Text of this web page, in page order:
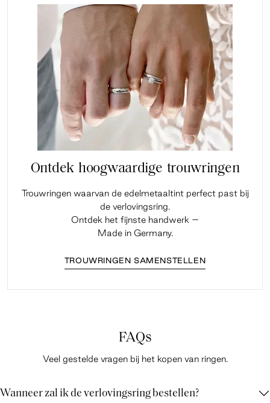
Ontdek hoogwaardige trouwringen
Trouwringen waarvan de edelmetaaltint perfect past bij
de verlovingsring.
Ontdek het fijnste handwerk –
Made in Germany.
TROUWRINGEN SAMENSTELLEN
FAQs
Veel gestelde vragen bij het kopen van ringen.
Wanneer zal ik de verlovingsring bestellen?